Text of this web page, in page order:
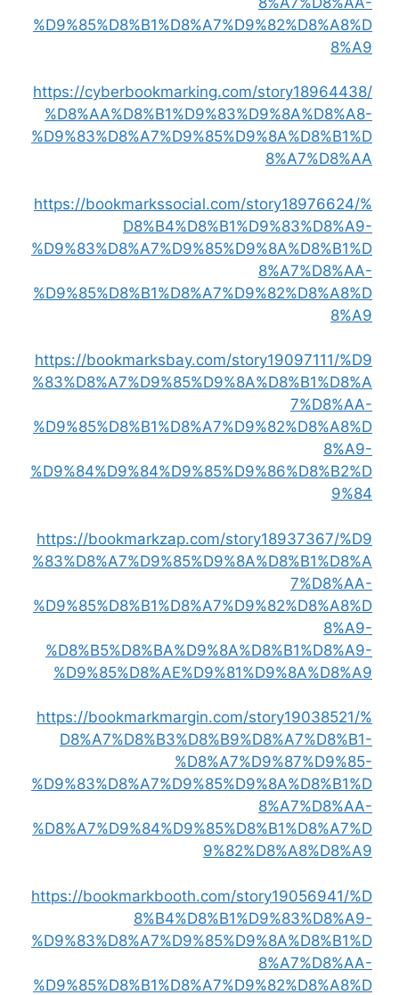
%D9%85%D8%B1%D8%A7%D9%82%D8%A8%D
8%A9
https://cyberbookmarking.com/story18964438/
%D8%AA%D8%B1%D9%83%D9%8A%D8%A8-
%D9%83%D8%A7%D9%85%D9%8A%D8%B1%D
8%A7%D8%AA
https://bookmarkssocial.com/story18976624/%
D8%B4%D8%B1%D9%83%D8%A9-
%D9%83%D8%A7%D9%85%D9%8A%D8%B1%D
8%A7%D8%AA-
%D9%85%D8%B1%D8%A7%D9%82%D8%A8%D
8%A9
https://bookmarksbay.com/story19097111/%D9
%83%D8%A7%D9%85%D9%8A%D8%B1%D8%A
7%D8%AA-
%D9%85%D8%B1%D8%A7%D9%82%D8%A8%D
8%A9-
%D9%84%D9%84%D9%85%D9%86%D8%B2%D
9%84
https://bookmarkzap.com/story18937367/%D9
%83%D8%A7%D9%85%D9%8A%D8%B1%D8%A
7%D8%AA-
%D9%85%D8%B1%D8%A7%D9%82%D8%A8%D
8%A9-
%D8%B5%D8%BA%D9%8A%D8%B1%D8%A9-
%D9%85%D8%AE%D9%81%D9%8A%D8%A9
https://bookmarkmargin.com/story19038521/%
D8%A7%D8%B3%D8%B9%D8%A7%D8%B1-
%D8%A7%D9%87%D9%85-
%D9%83%D8%A7%D9%85%D9%8A%D8%B1%D
8%A7%D8%AA-
%D8%A7%D9%84%D9%85%D8%B1%D8%A7%D
9%82%D8%A8%D8%A9
https://bookmarkbooth.com/story19056941/%D
8%B4%D8%B1%D9%83%D8%A9-
%D9%83%D8%A7%D9%85%D9%8A%D8%B1%D
8%A7%D8%AA-
%D9%85%D8%B1%D8%A7%D9%82%D8%A8%D